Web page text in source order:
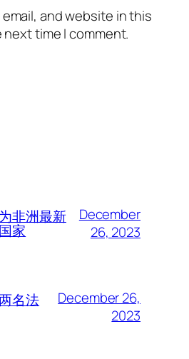
and website in this
time I comment.
非洲最新
家
December
26, 2023
名法
December 26,
2023